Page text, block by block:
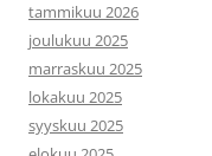
tammikuu 2026
joulukuu 2025
marraskuu 2025
lokakuu 2025
syyskuu 2025